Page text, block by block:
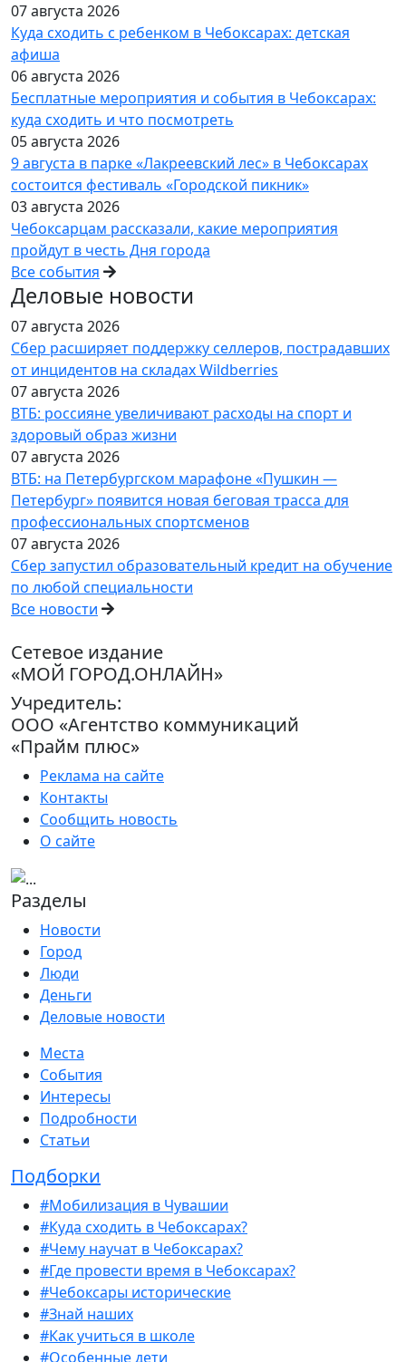
07 августа 2026
Куда сходить с ребенком в Чебоксарах: детская
афиша
06 августа 2026
Бесплатные мероприятия и события в Чебоксарах:
куда сходить и что посмотреть
05 августа 2026
9 августа в парке «Лакреевский лес» в Чебоксарах
состоится фестиваль «Городской пикник»
03 августа 2026
Чебоксарцам рассказали, какие мероприятия
пройдут в честь Дня города
Все события
Деловые новости
07 августа 2026
Сбер расширяет поддержку селлеров, пострадавших
от инцидентов на складах Wildberries
07 августа 2026
ВТБ: россияне увеличивают расходы на спорт и
здоровый образ жизни
07 августа 2026
ВТБ: на Петербургском марафоне «Пушкин —
Петербург» появится новая беговая трасса для
профессиональных спортсменов
07 августа 2026
Сбер запустил образовательный кредит на обучение
по любой специальности
Все новости
Сетевое издание
«МОЙ ГОРОД.ОНЛАЙН»
Учредитель:
ООО «Агентство коммуникаций
«Прайм плюс»
Реклама на сайте
Контакты
Сообщить новость
О сайте
Разделы
Новости
Город
Люди
Деньги
Деловые новости
Места
События
Интересы
Подробности
Статьи
Подборки
#Мобилизация в Чувашии
#Куда сходить в Чебоксарах?
#Чему научат в Чебоксарах?
#Где провести время в Чебоксарах?
#Чебоксары исторические
#Знай наших
#Как учиться в школе
#Особенные дети